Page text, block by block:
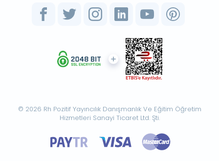
© 2026 Rh Pozitif Yayıncılık Danışmanlık Ve Eğitim Öğretim
Hizmetleri Sanayi Ticaret Ltd. Şti.